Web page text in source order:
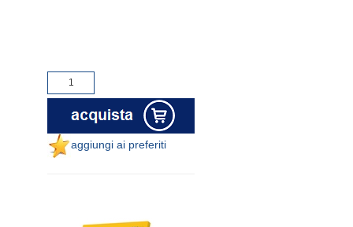
aggiungi ai preferiti